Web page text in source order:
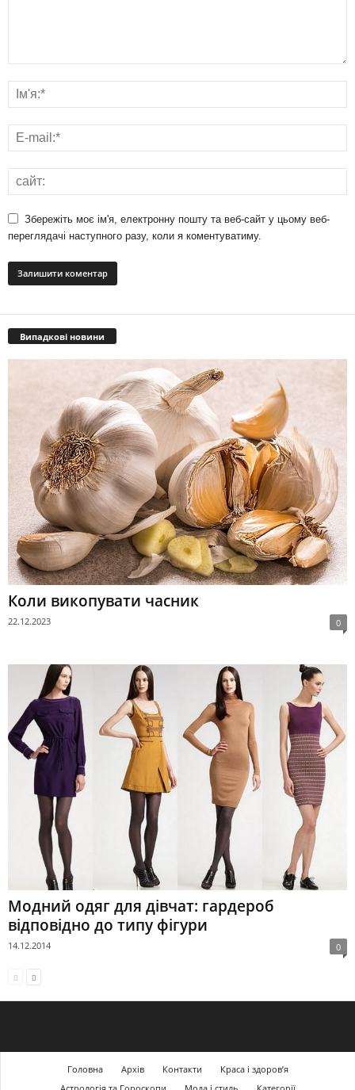
Збережіть моє ім'я, електронну пошту та веб-сайт у цьому веб-
переглядачі наступного разу, коли я коментуватиму.
Випадкові новини
Коли викопувати часник
22.12.2023 0
Модний одяг для дівчат: гардероб
відповідно до типу фігури
14.12.2014 0
Головна Архів Контакти
Краса і здоров’я